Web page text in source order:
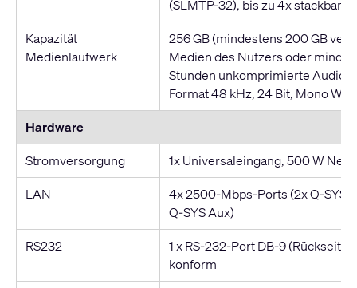
(SLMTP-32), bis zu 4x stackbar]
Kapazität
Medienlaufwerk
256 GB (mindestens 200 GB
Medien des Nutzers oder
Stunden unkomprimierte
Format 48 kHz, 24 Bit, Mono
Hardware
Stromversorgung
1x Universaleingang, 500 W
LAN
4x 2500-Mbps-Ports (2x Q-SYS
Q-SYS Aux)
RS232
1 x RS-232-Port DB-9
konform